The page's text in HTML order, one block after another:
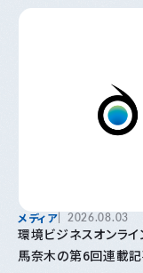
メディア 2026.08.03
環境ビジネスオンラ
馬奈木の第6回連載